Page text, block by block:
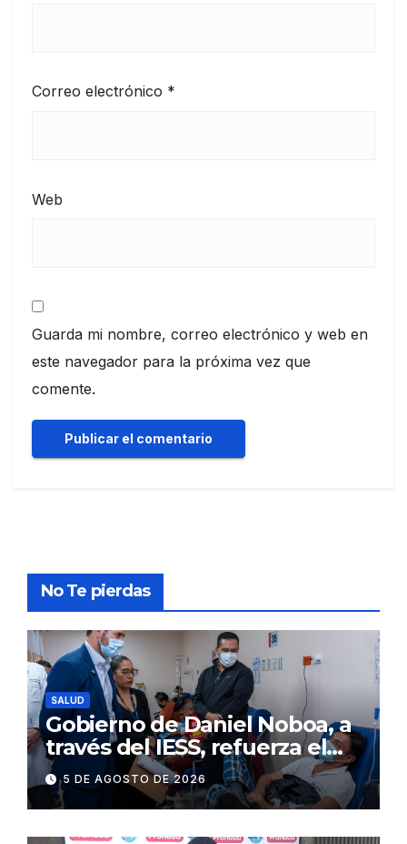
Correo electrónico *
Web
Guarda mi nombre, correo electrónico y web en
este navegador para la próxima vez que
comente.
No Te pierdas
SALUD
Gobierno de Daniel Noboa, a
través del IESS, refuerza el
abastecimiento de insulina
en 86 establecimientos de
salud
5 DE AGOSTO DE 2026